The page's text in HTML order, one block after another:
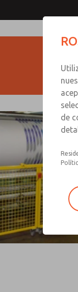
de